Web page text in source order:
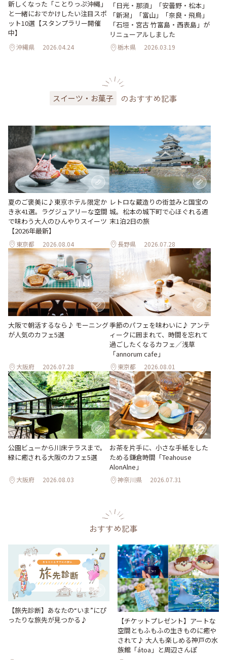
新しくなった「ことりっぷ沖縄」
と一緒におでかけしたい注目スポ
ット10選【スタンプラリー開催
中】
沖縄県 2026.04.24
「日光・那須」「安曇野・松本」
「新潟」「富山」「奈良・飛鳥」
「石垣・宮古 竹富島・西表島」が
リニューアルしました
栃木県 2026.03.19
スイーツ・お菓子 のおすすめ記事
夏のご褒美に♪東京ホテル限定か
き氷41選。ラグジュアリーな空間
で味わう大人のひんやりスイーツ
【2026年最新】
東京都 2026.08.04
レトロな蔵造りの街並みと国宝の
城。松本の城下町で心ほぐれる週
末1泊2日の旅
長野県 2026.07.28
大阪で朝活するなら♪ モーニング
が人気のカフェ5選
大阪府 2026.07.28
季節のパフェを味わいに♪ アンテ
ィークに囲まれて、時間を忘れて
過ごしたくなるカフェ／浅草
「annorum cafe」
東京都 2026.08.01
公園ビューから川床テラスまで。
緑に癒される大阪のカフェ5選
大阪府 2026.08.03
お茶を片手に、小さな手紙をした
ためる鎌倉時間「Teahouse
AlonAlne」
神奈川県 2026.07.31
おすすめ記事
【旅先診断】あなたの“いま”にぴ
ったりな旅先が見つかる♪
【チケットプレゼント】アートな
空間ともふもふの生きものに癒や
されて♪ 大人も楽しめる神戸の水
族館「átoa」と周辺さんぽ